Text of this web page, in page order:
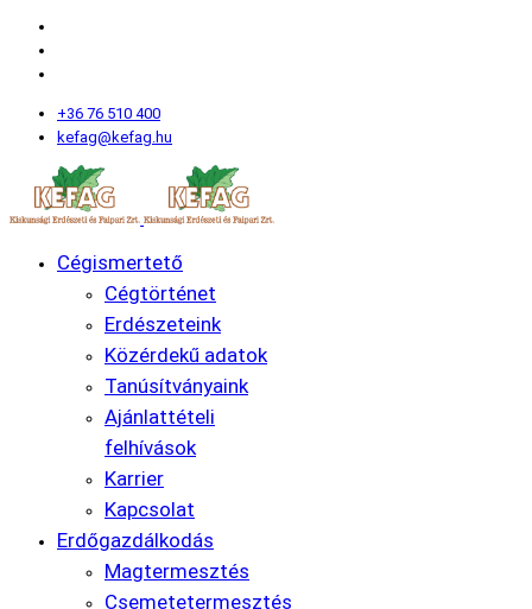
+36 76 510 400
kefag@kefag.hu
Cégismertető
Cégtörténet
Erdészeteink
Közérdekű adatok
Tanúsítványaink
Ajánlattételi
felhívások
Karrier
Kapcsolat
Erdőgazdálkodás
Magtermesztés
Csemetetermesztés